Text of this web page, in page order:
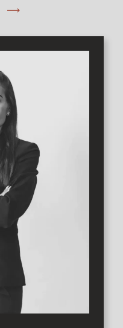
med öppna fält,
ni både Helsingborgs
hittar ett rikt utbud av
ligger Väla
barnfamiljer är
till Kattarp, där det
till sjätte klass.